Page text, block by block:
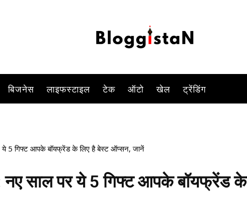
बिजनेस लाइफस्टाइल टेक ऑटो खेल ट्रेंडिंग
5 गिफ्ट आपके बॉयफ्रेंड के लिए है बेस्ट ऑप्सन, जानें
साल‌ पर ये 5 गिफ्ट आपके बॉयफ्रेंड के